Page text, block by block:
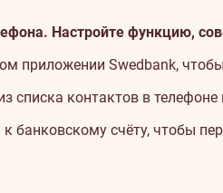
Настройте функцию,
приложении Swedbank,
контактов в
счёту, чтобы